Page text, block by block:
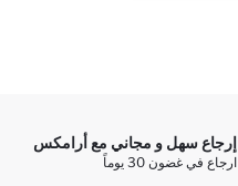
إرجاع سهل و مجاني مع أرامكس
ارجاع في غضون 30 يوماً